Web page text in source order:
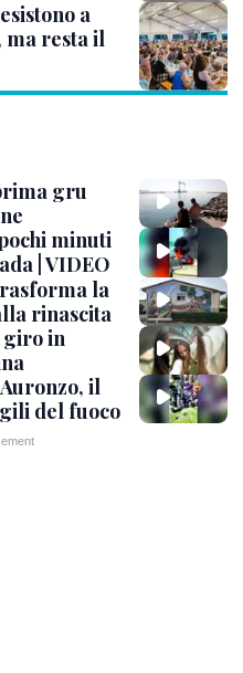
a
ma resta il
gru
minuti
| VIDEO
la
rinascita
giro in
il
del fuoco